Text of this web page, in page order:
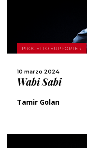
PROGETTO SUPPORTER
10 marzo 2024
Wabi Sabi
Tamir Golan